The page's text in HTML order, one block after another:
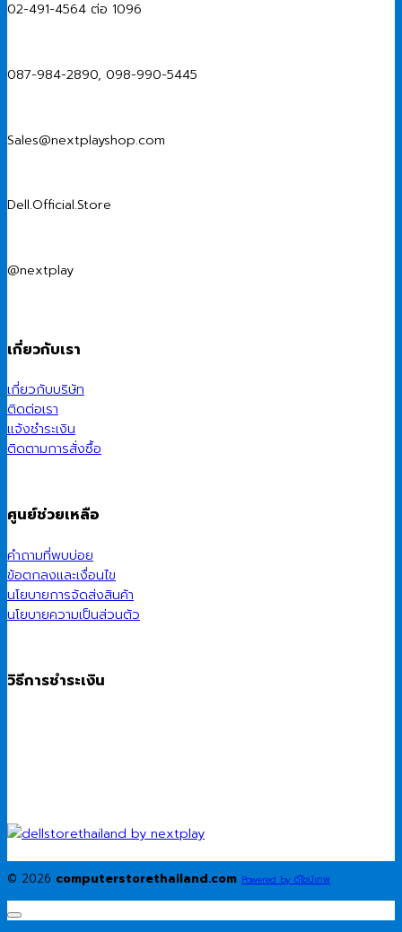
02-491-4564 ต่อ 1096
087-984-2890, 098-990-5445
Sales@nextplayshop.com
Dell.Official.Store
@nextplay
เกี่ยวกับเรา
เกี่ยวกับบริษัท
ติดต่อเรา
แจ้งชำระเงิน
ติดตามการสั่งซื้อ
ศูนย์ช่วยเหลือ
คำถามที่พบบ่อย
ข้อตกลงและเงื่อนไข
นโยบายการจัดส่งสินค้า
นโยบายความเป็นส่วนตัว
วิธีการชำระเงิน
© 2026 computerstorethailand.com Powered by ดีไซน์เทพ